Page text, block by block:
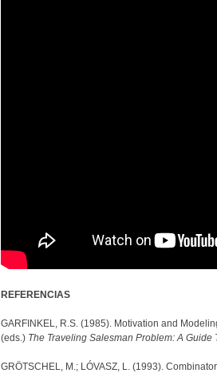
REFERENCIAS
GARFINKEL, R.S. (1985). Motivation and
(eds.) The Traveling Salesman Problem: A
GRÖTSCHEL, M.; LÓVASZ, L. (1993).